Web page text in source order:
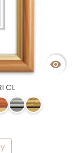

CL